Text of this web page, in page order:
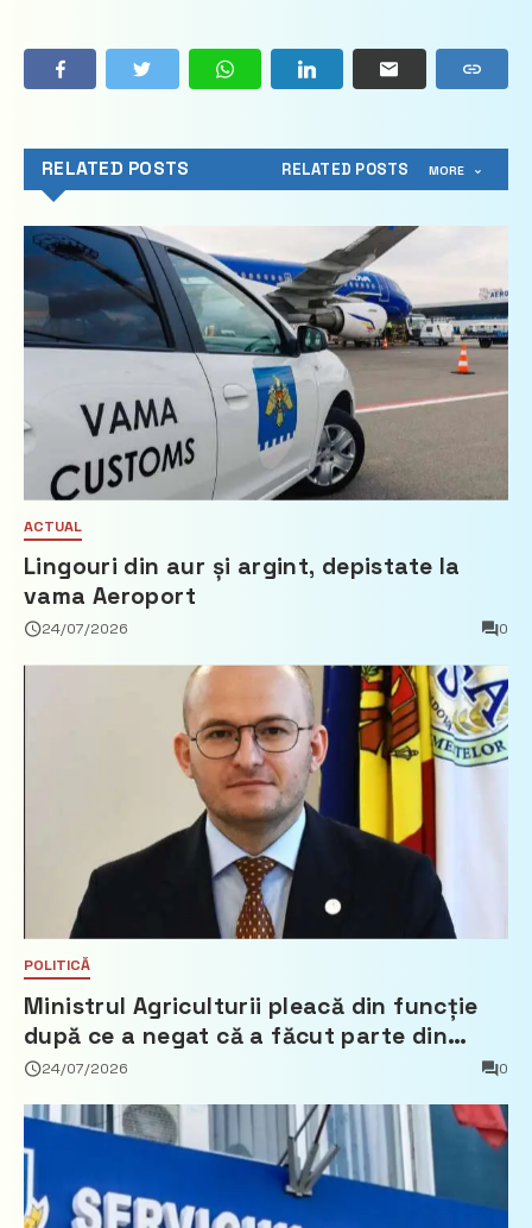
RELATED POSTS RELATED POSTS MORE
ACTUAL
Lingouri din aur și argint, depistate la
vama Aeroport
24/07/2026 0
POLITICĂ
Ministrul Agriculturii pleacă din funcție
după ce a negat că a făcut parte din
Partidul Democrat
24/07/2026 0